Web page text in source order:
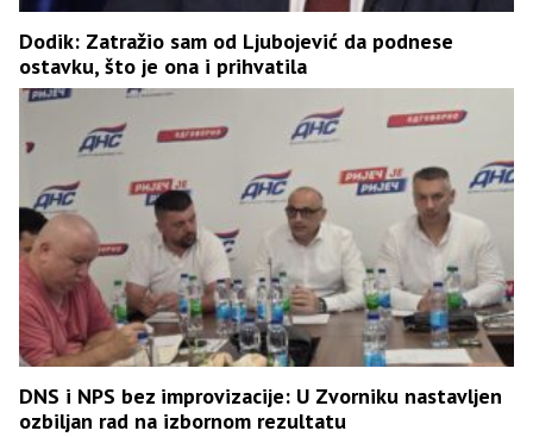
Dodik: Zatražio sam od Ljubojević da podnese
ostavku, što je ona i prihvatila
DNS i NPS bez improvizacije: U Zvorniku nastavljen
ozbiljan rad na izbornom rezultatu